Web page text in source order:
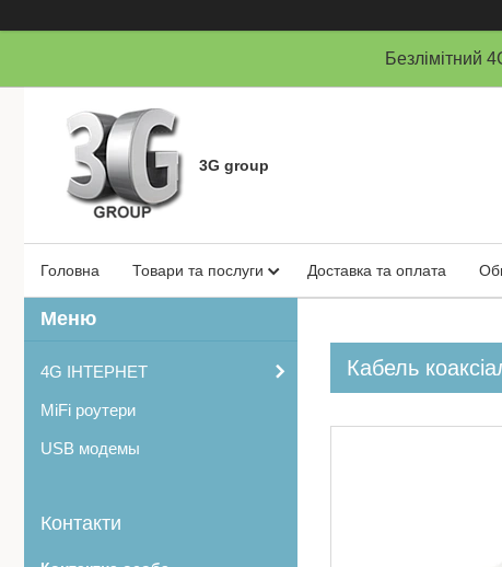
3G group
Головна Товари та послуги Доставка та оплата
Кабель
4G ІНТЕРНЕТ
MiFi роутери
USB модемы
Контакти